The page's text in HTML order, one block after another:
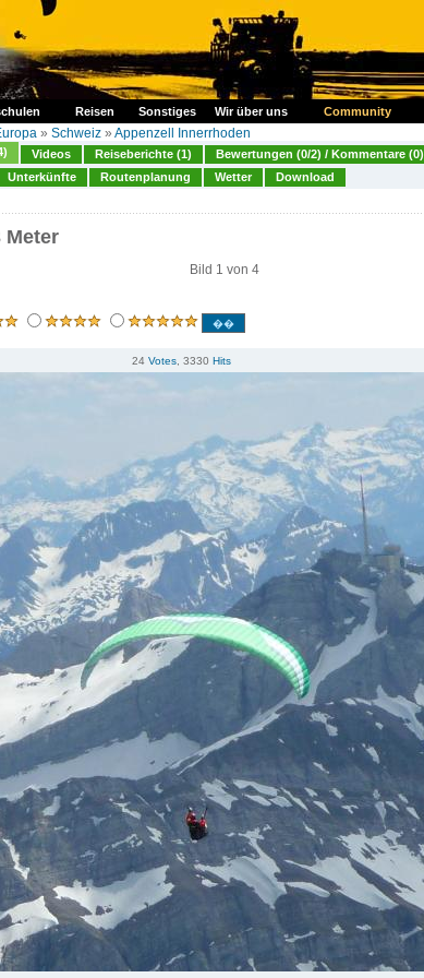
Reisen Sonstiges Wir über uns Community
» Schweiz » Appenzell Innerrhoden
Videos Reiseberichte (1)
Bewertungen (0/2) / Kommentare (0)
Unterkünfte Routenplanung Wetter Download
Meter
Bild 1 von 4
24 Votes, 3330 Hits